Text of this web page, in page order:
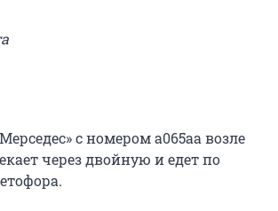
с номером а065аа возле
через двойную и едет по